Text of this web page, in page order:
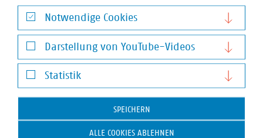
Stefan Luig
Leiter Presse und Pressesprecher mit Schwerpunkt
Wasser/Abwasser
+49 170 8580-226
Notwendige Cookies
Notwendige Cookies
Darstellung von YouTube-Videos
Darstellung von YouTube-Videos
Statistik
Statistik
SPEICHERN
ALLE COOKIES ABLEHNEN